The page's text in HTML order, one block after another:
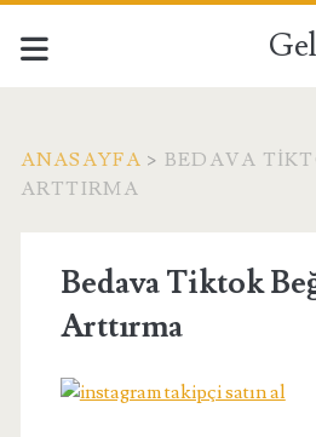
ANASAYFA > BEDAVA
ARTTIRMA
Bedava Tiktok
Arttırma